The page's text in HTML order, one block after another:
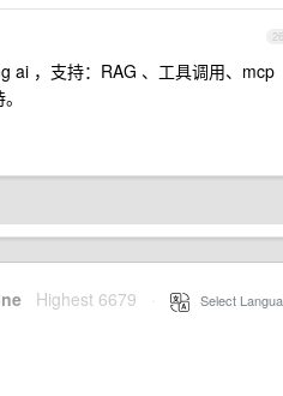
26
ai ，支持：RAG 、工具调用、mcp
Highest 6679 Select